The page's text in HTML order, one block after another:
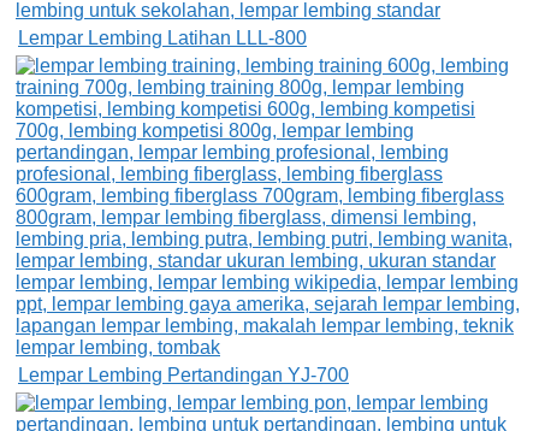
Lempar Lembing Latihan LLL-800
Lempar Lembing Pertandingan YJ-700